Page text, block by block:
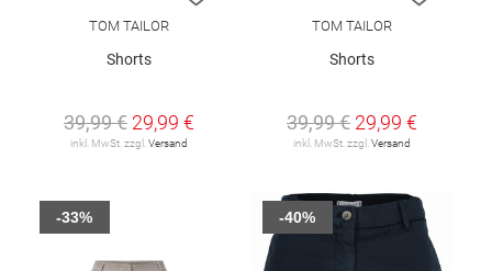
TOM TAILOR
Shorts
39,99 € 29,99 €
inkl. MwSt. zzgl. Versand
TOM TAILOR
Shorts
39,99 € 29,99 €
inkl. MwSt. zzgl. Versand
-33% -40%